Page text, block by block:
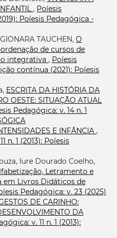
, Poíesis
Poíesis Pedagógica -
TAUCHEN, O
de cursos de
integrativa , Poíesis
contínua (2021): Poíesis
ESCRITA DA HISTÓRIA DA
OESTE: SITUAÇÃO ATUAL
Pedagógica: v. 14 n. 1
E INFÂNCIA ,
n. 1 (2013): Poíesis
Iure Dourado Coelho,
Letramento e
em Livros Didáticos de
Pedagógica: v. 23 (2025)
DE CARINHO:
DA
v. 11 n. 1 (2013):